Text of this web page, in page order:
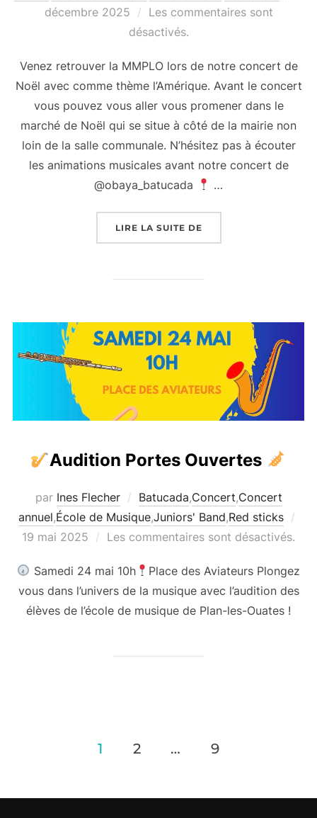
décembre 2025
Les commentaires sont
désactivés.
Venez retrouver la MMPLO lors de notre concert de
Noël avec comme thème l’Amérique. Avant le concert
vous pouvez vous aller vous promener dans le
marché de Noël qui se situe à côté de la mairie non
loin de la salle communale. N’hésitez pas à écouter
les animations musicales avant notre concert de
@obaya_batucada
…
LIRE LA SUITE DE« NOËL À TRAVERS
Audition Portes Ouvertes
par Ines Flecher Batucada,Concert,Concert
annuel,École de Musique,Juniors' Band,Red sticks
19 mai 2025 Les commentaires sont désactivés.
Samedi 24 mai 10h
Place des Aviateurs Plongez
vous dans l’univers de la musique avec l’audition des
élèves de l’école de musique de Plan-les-Ouates !
Navigation
1 2 … 9